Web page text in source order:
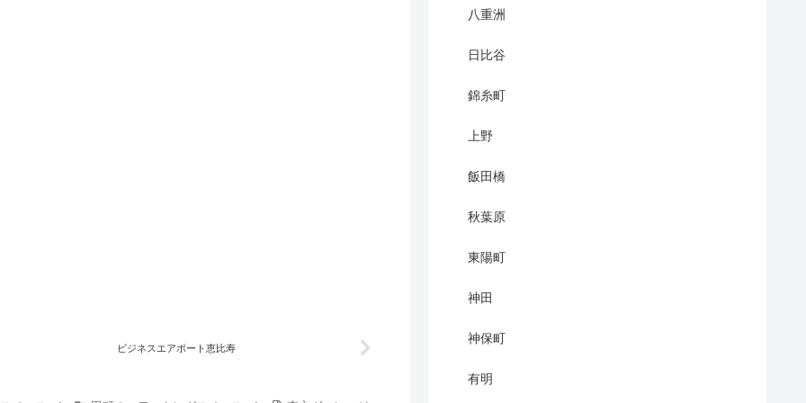
ビジネスエアポート恵比寿
八重洲
日比谷
錦糸町
上野
飯田橋
秋葉原
東陽町
神田
神保町
有明